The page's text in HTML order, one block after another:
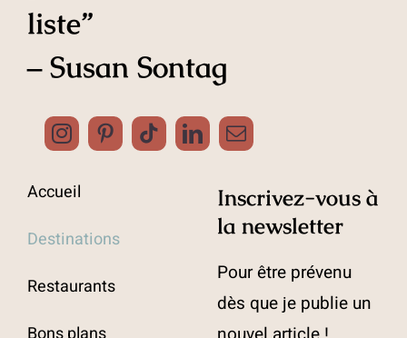
liste”
– Susan Sontag
Accueil
Destinations
Restaurants
Inscrivez-vous à
la newsletter
Pour être prévenu
dès que je publie un